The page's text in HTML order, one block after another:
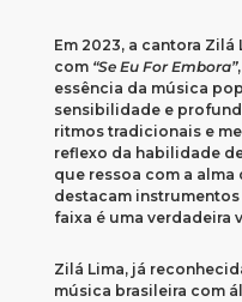
Em 2023, a cantora
com “Se Eu For Embora”
essência da música
sensibilidade e
ritmos tradicionais e
reflexo da habilidade
que ressoa com a
destacam
faixa é uma verdadeira
Zilá Lima, já
música brasileira com